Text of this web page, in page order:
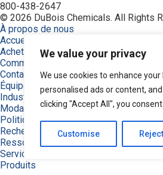
We value your privacy
We use cookies to enhance
personalised ads or content,
clicking "Accept All", you
Customise Reject
800-438-2647
© 2026 DuBois Chemicals. All Rights
À propos de nous
Accueil
Achetez maintenant
Commande
Contactez-nous
Équipement
Industries
Modalités
Politique de confidentialité
Recherche de produits
Ressources
Service et soutien
Produits